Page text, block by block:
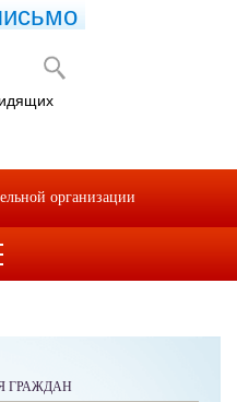
жизнь
лето 2025
ГРАЖДАН
организации